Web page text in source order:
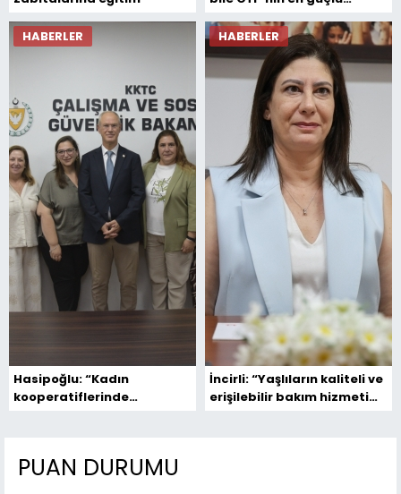
HABERLER
Hasipoğlu: “Kadın
kooperatiflerinde
HABERLER
İncirli: “Yaşlıların kaliteli ve
erişilebilir bakım hizmeti
PUAN DURUMU